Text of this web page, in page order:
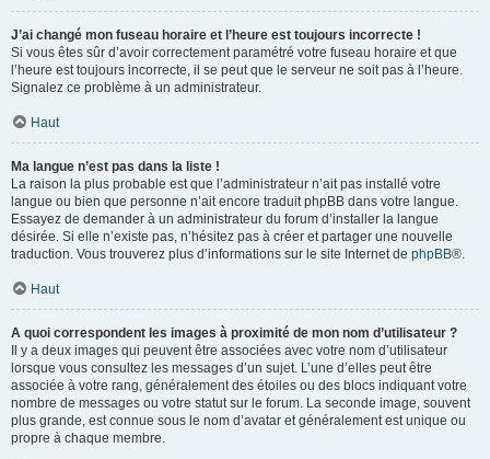
J’ai changé mon fuseau horaire et l’heure est toujours incorrecte !
Si vous êtes sûr d’avoir correctement paramétré votre fuseau horaire et que
l’heure est toujours incorrecte, il se peut que le serveur ne soit pas à l’heure.
Signalez ce problème à un administrateur.
Haut
Ma langue n’est pas dans la liste !
La raison la plus probable est que l’administrateur n’ait pas installé votre
langue ou bien que personne n’ait encore traduit phpBB dans votre langue.
Essayez de demander à un administrateur du forum d’installer la langue
désirée. Si elle n’existe pas, n’hésitez pas à créer et partager une nouvelle
traduction. Vous trouverez plus d’informations sur le site Internet de phpBB®.
Haut
A quoi correspondent les images à proximité de mon nom d’utilisateur ?
Il y a deux images qui peuvent être associées avec votre nom d’utilisateur
lorsque vous consultez les messages d’un sujet. L’une d’elles peut être
associée à votre rang, généralement des étoiles ou des blocs indiquant votre
nombre de messages ou votre statut sur le forum. La seconde image, souvent
plus grande, est connue sous le nom d’avatar et généralement est unique ou
propre à chaque membre.